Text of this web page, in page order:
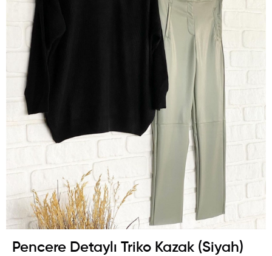
Pencere Detaylı Triko Kazak (Siyah)